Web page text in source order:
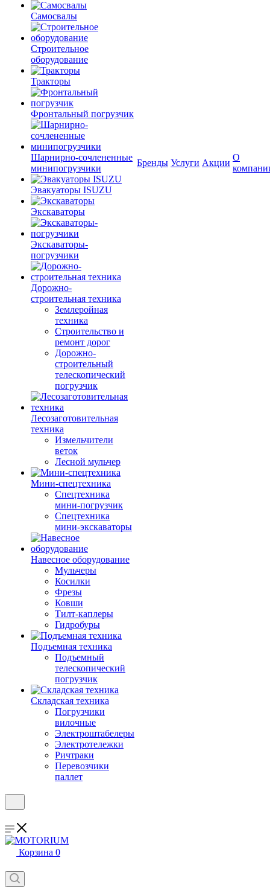
Самосвалы
Строительное
оборудование
Тракторы
Фронтальный погрузчик
Шарнирно-сочлененные
минипогрузчики
Эвакуаторы ISUZU
Экскаваторы
Экскаваторы-
погрузчики
Дорожно-
строительная техника
Землеройная
техника
Строительство и
ремонт дорог
Дорожно-
строительный
телескопический
погрузчик
Лесозаготовительная
техника
Измельчители
веток
Лесной мульчер
Мини-спецтехника
Спецтехника
мини-погрузчик
Спецтехника
мини-экскаваторы
Навесное оборудование
Мульчеры
Косилки
Фрезы
Ковши
Тилт-каплеры
Гидробуры
Подъемная техника
Подъемный
телескопический
погрузчик
Складская техника
Погрузчики
вилочные
Электроштабелеры
Электротележки
Ричтраки
Перевозчики
паллет
Бренды Услуги Акции
О
Корзина 0